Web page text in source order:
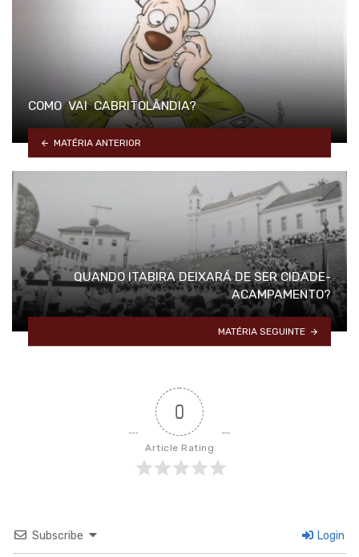
COMO VAI CABRITOLÂNDIA?
MATÉRIA ANTERIOR
QUANDO ITABIRA DEIXARÁ DE SER CIDADE-
ACAMPAMENTO?
MATÉRIA SEGUINTE
0
Article Rating
Subscribe Login